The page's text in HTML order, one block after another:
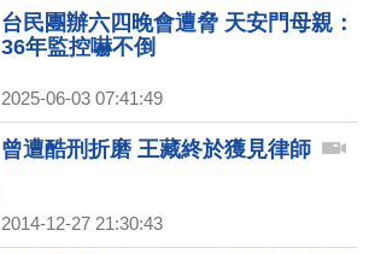
台民團辦六四晚會遭脅 天安門母親：
36年監控嚇不倒
2025-06-03 07:41:49
曾遭酷刑折磨 王藏終於獲見律師
2014-12-27 21:30:43